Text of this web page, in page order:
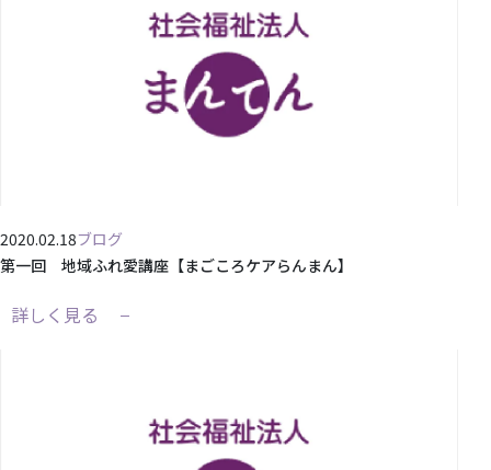
2020.02.18ブログ
第一回 地域ふれ愛講座【まごころケアらんまん】
詳しく見る